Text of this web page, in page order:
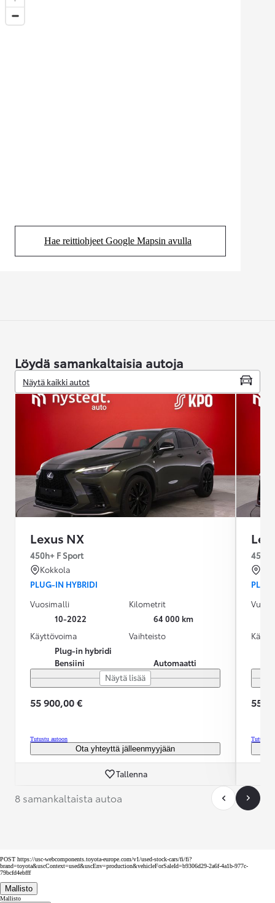
Hae reittiohjeet Google Mapsin avulla
(Aukeaa uudessa välilehdessä)
Löydä samankaltaisia autoja
Näytä kaikki autot
Lexus NX
450h+ F Sport
Kokkola
PLUG-IN HYBRIDI
Vuosimalli
10-2022
Kilometrit
64 000 km
Käyttövoima
Plug-in hybridi
Bensiini
Vaihteisto
Automaatti
Näytä lisää
55 900,00 €
Tutustu autoon
Ota yhteyttä jälleenmyyjään
Tallenna
55
Tutustu
8 samankaltaista autoa
POST https://usc-webcomponents.toyota-europe.com/v1/used-stock-cars/fi/fi?
brand=toyota&uscContext=used&uscEnv=production&vehicleForSaleId=b9306d29-2a6f-4a1b-977c-
79bcfd4ebfff
Mallisto
Mallisto